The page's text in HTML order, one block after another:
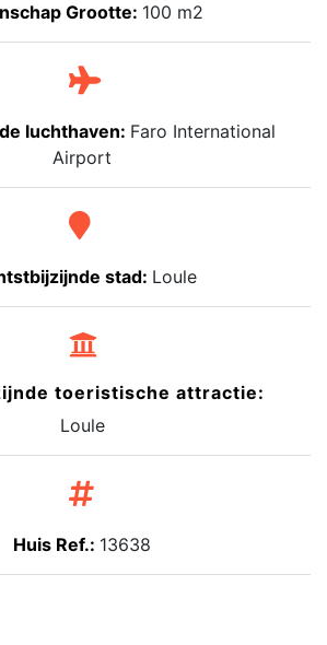
Grootte: 100 m2
luchthaven: Faro International
Airport
stad: Loule
toeristische attractie:
Loule
Huis Ref.: 13638